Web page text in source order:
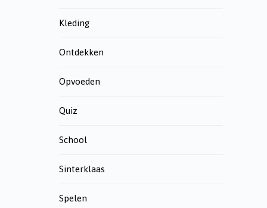
Kleding
Ontdekken
Opvoeden
Quiz
School
Sinterklaas
Spelen